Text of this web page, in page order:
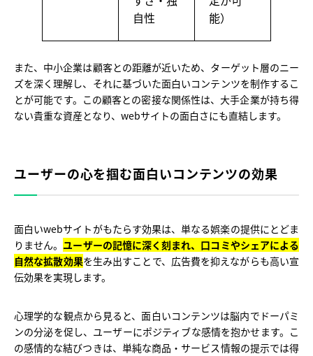
自性
能）
また、中小企業は顧客との距離が近いため、ターゲット層のニー
ズを深く理解し、それに基づいた面白いコンテンツを制作するこ
とが可能です。この顧客との密接な関係性は、大手企業が持ち得
ない貴重な資産となり、webサイトの面白さにも直結します。
ユーザーの心を掴む面白いコンテンツの効果
面白いwebサイトがもたらす効果は、単なる娯楽の提供にとどま
りません。 ユーザーの記憶に深く刻まれ、口コミやシェアによる
自然な拡散効果を生み出すことで、広告費を抑えながらも高い宣
伝効果を実現します。
心理学的な観点から見ると、面白いコンテンツは脳内でドーパミ
ンの分泌を促し、ユーザーにポジティブな感情を抱かせます。こ
の感情的な結びつきは、単純な商品・サービス情報の提示では得